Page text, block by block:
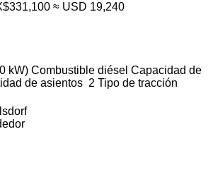
≈ USD 19,240
kW) Combustible diésel Capacidad de
de asientos 2 Tipo de tracción